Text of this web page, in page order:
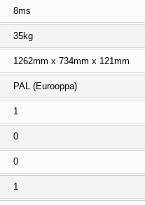
8ms
35kg
1262mm x 734mm x 121mm
PAL (Eurooppa)
1
0
0
1